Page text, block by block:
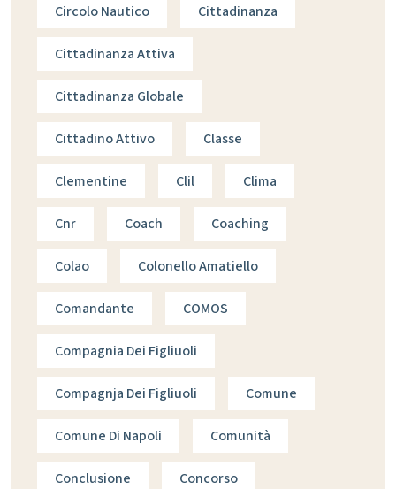
Circolo Nautico Cittadinanza
Cittadinanza Attiva
Cittadinanza Globale
Cittadino Attivo Classe
Clementine Clil Clima
Cnr Coach Coaching
Colao Colonello Amatiello
Comandante COMOS
Compagnia Dei Figliuoli
Compagnja Dei Figliuoli Comune
Comune Di Napoli Comunità
Conclusione Concorso